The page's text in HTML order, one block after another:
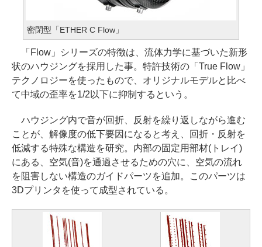
密閉型「ETHER C Flow」
「Flow」シリーズの特徴は、流体力学に基づいた新形
状のハウジングを採用した事。特許技術の「True Flow」
テクノロジーを使ったもので、オリジナルモデルと比べ
て中域の歪率を1/2以下に抑制するという。
ハウジング内で音が回折、反射を繰り返しながら進む
ことが、解像度の低下要因になると考え、回折・反射を
低減する特殊な構造を研究。内部の固定用部材(トレイ)
にある、空気(音)を通過させるための穴に、空気の流れ
を阻害しない構造のガイドパーツを追加。このパーツは
3Dプリンタを使って成型されている。